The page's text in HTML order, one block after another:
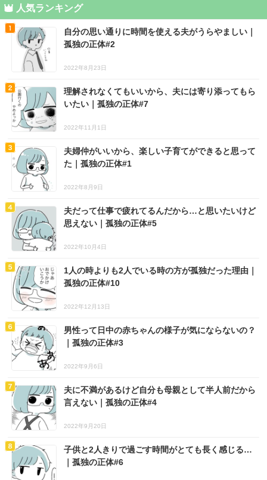
人気ランキング
自分の思い通りに時間を使える夫がうらやましい｜
孤独の正体#2
2022年8月23日
理解されなくてもいいから、夫には寄り添ってもら
いたい｜孤独の正体#7
2022年11月1日
夫婦仲がいいから、楽しい子育てができると思って
た｜孤独の正体#1
2022年8月9日
夫だって仕事で疲れてるんだから…と思いたいけど
思えない｜孤独の正体#5
2022年10月4日
1人の時よりも2人でいる時の方が孤独だった理由｜
孤独の正体#10
2022年12月13日
男性って日中の赤ちゃんの様子が気にならないの？
｜孤独の正体#3
2022年9月6日
夫に不満があるけど自分も母親として半人前だから
言えない｜孤独の正体#4
2022年9月20日
子供と2人きりで過ごす時間がとても長く感じる…
｜孤独の正体#6